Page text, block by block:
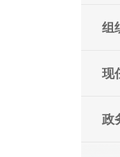
组
现
政